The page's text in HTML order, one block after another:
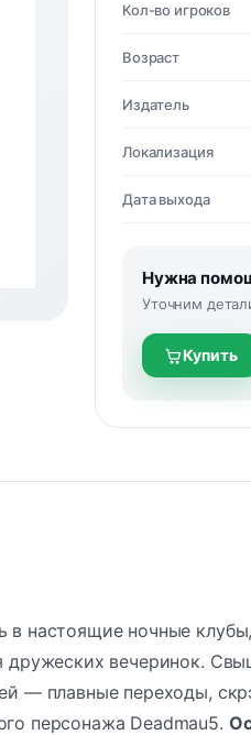
Кол-во игроков
Возраст
Издатель
Локализация
Дата выхода
Нужна
Уточним
Купить
настоящие ночные
вечеринок.
— плавные переходы,
персонажа Deadmau5.